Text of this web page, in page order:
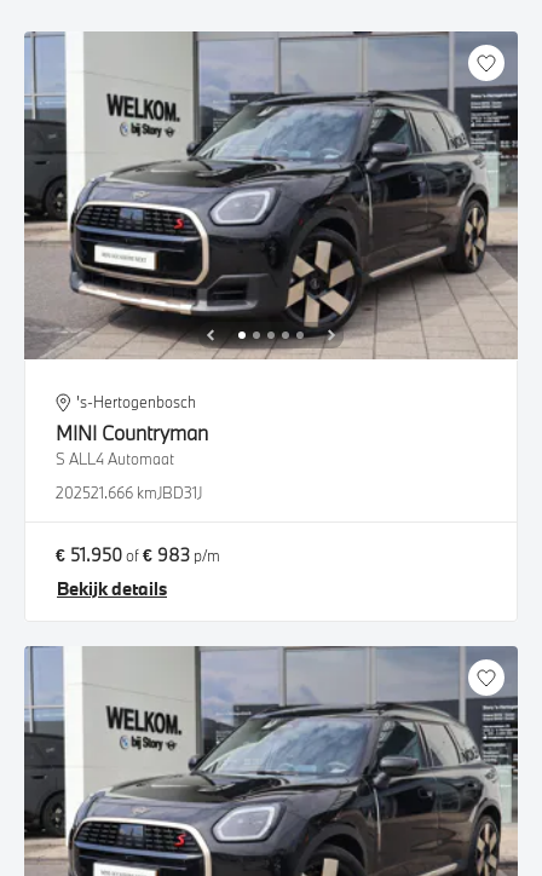
's-Hertogenbosch
MINI Countryman
S ALL4 Automaat
202521.666 kmJBD31J
€ 51.950of€ 983 p/m
Bekijk details